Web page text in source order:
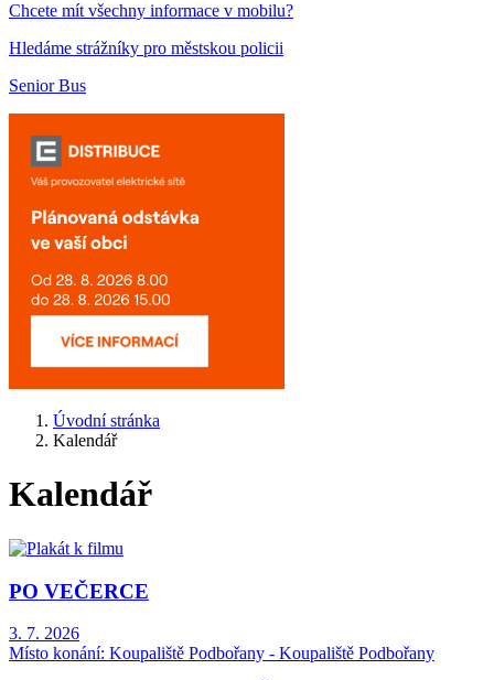
Chcete mít všechny informace v mobilu?
Hledáme strážníky pro městskou policii
Senior Bus
Úvodní stránka
Kalendář
Kalendář
PO VEČERCE
3. 7. 2026
Místo konání: Koupaliště Podbořany - Koupaliště Podbořany